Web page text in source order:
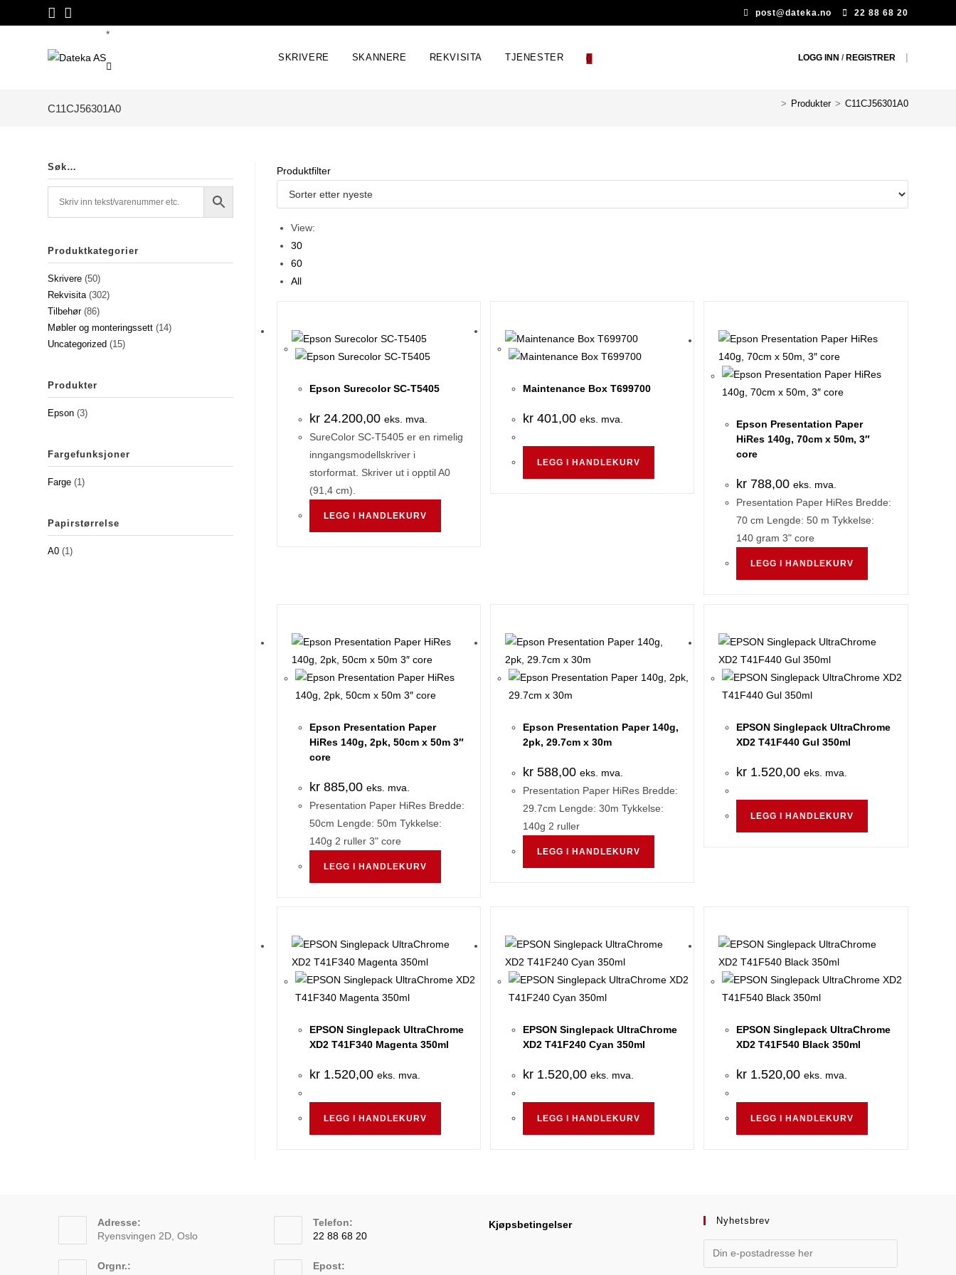
to
post@dateka.no 22 88 68 20
*
LOGG INN / REGISTRER |
SKRIVERE SKANNERE REKVISITA TJENESTER 0
C11CJ56301A0 > Produkter > C11CJ56301A0
Produktfilter
View:
30
60
All
Epson Surecolor SC-T5405
kr24.200,00 eks. mva.
SureColor SC-T5405 er en rimelig
inngangsmodellskriver i
storformat. Skriver ut i opptil A0
(91,4 cm).
LEGG I HANDLEKURV
Maintenance Box T699700
kr401,00 eks. mva.
LEGG I HANDLEKURV
Epson Presentation Paper
HiRes 140g, 70cm x 50m, 3″
core
kr788,00 eks. mva.
Presentation Paper HiRes Bredde:
70 cm Lengde: 50 m Tykkelse:
140 gram 3" core
LEGG I HANDLEKURV
Epson Presentation Paper
HiRes 140g, 2pk, 50cm x 50m 3″
core
kr885,00 eks. mva.
Presentation Paper HiRes Bredde:
50cm Lengde: 50m Tykkelse:
140g 2 ruller 3" core
LEGG I HANDLEKURV
Epson Presentation Paper 140g,
2pk, 29.7cm x 30m
kr588,00 eks. mva.
Presentation Paper HiRes Bredde:
29.7cm Lengde: 30m Tykkelse:
140g 2 ruller
LEGG I HANDLEKURV
EPSON Singlepack UltraChrome
XD2 T41F440 Gul 350ml
kr1.520,00 eks. mva.
LEGG I HANDLEKURV
EPSON Singlepack UltraChrome
XD2 T41F340 Magenta 350ml
kr1.520,00 eks. mva.
LEGG I HANDLEKURV
EPSON Singlepack UltraChrome
XD2 T41F240 Cyan 350ml
kr1.520,00 eks. mva.
LEGG I HANDLEKURV
EPSON Singlepack UltraChrome
XD2 T41F540 Black 350ml
kr1.520,00 eks. mva.
LEGG I HANDLEKURV
Søk…
Produktkategorier
Skrivere (50)
Rekvisita (302)
Tilbehør (86)
Møbler og monteringssett (14)
Uncategorized (15)
Produkter
Epson (3)
Fargefunksjoner
Farge (1)
Papirstørrelse
A0 (1)
Adresse:
Ryensvingen 2D, Oslo
Orgnr.:
Telefon:
22 88 68 20
in
Epost:
Kjøpsbetingelser Nyhetsbrev